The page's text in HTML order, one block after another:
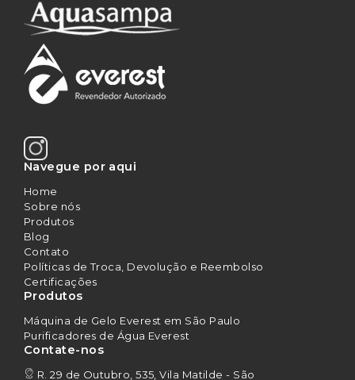
Navegue por aqui
Home
Sobre nós
Produtos
Blog
Contato
Políticas de Troca, Devolução e Reembolso
Certificações
Produtos
Máquina de Gelo Everest em São Paulo
Purificadores de Água Everest
Contate-nos
R. 29 de Outubro, 535, Vila Matilde - São